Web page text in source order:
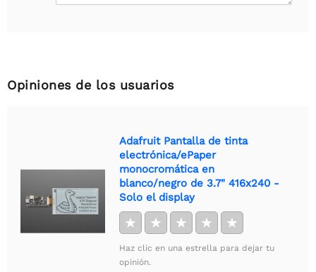
Opiniones de los usuarios
Adafruit Pantalla de tinta
electrónica/ePaper
monocromática en
blanco/negro de 3.7" 416x240 -
Solo el display
★ ★ ★ ★ ★
Haz clic en una estrella para dejar tu
opinión.